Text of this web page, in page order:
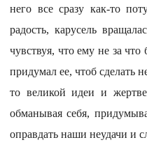
него все сразу как-то
радость, карусель
чувствуя, что ему не за
придумал ее, чтоб сделать
то великой идеи и
обманывая себя,
оправдать наши неудачи и